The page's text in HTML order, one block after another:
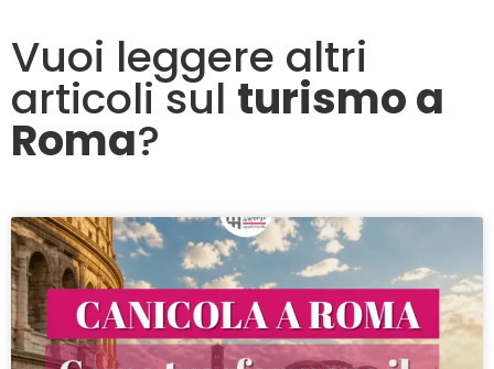
Vuoi leggere altri
articoli sul turismo a
Roma?